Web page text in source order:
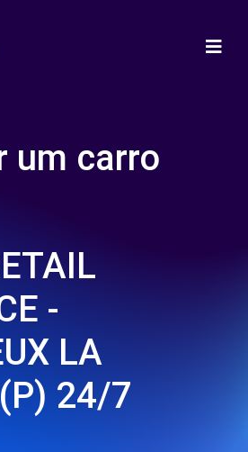
um carro
-
LA
24/7